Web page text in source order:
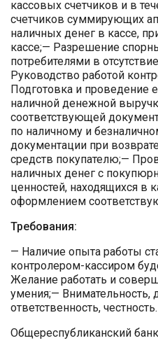
кассовых счетчиков и в
счетчиков суммирующих
наличных денег в кассе,
кассе;— Разрешение
потребителями в
Руководство работой
Подготовка и проведение
наличной денежной
соответствующей
по наличному и
документации при
средств покупателю;—
наличных денег с
ценностей, находящихся в
оформлением
Требования:
— Наличие опыта работы
контролером-кассиром
Желание работать и
умения;— Внимательность,
ответственность, честность.​​
Общереспубликанский